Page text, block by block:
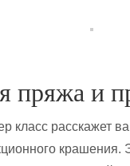
пряжа и
класс расскажет
крашения.